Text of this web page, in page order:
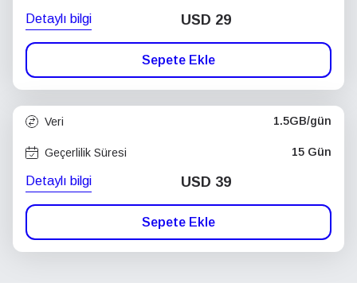
Detaylı bilgi USD 29
Sepete Ekle
Veri 1.5GB/gün
Geçerlilik Süresi 15 Gün
Detaylı bilgi USD 39
Sepete Ekle